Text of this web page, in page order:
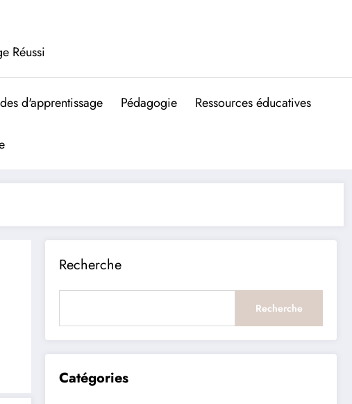
Réussi
d'apprentissage Pédagogie Ressources éducatives
Recherche
Recherche
Catégories